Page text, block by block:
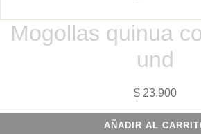
Mogollas quinua
und
$ 23.900
AÑADIR AL